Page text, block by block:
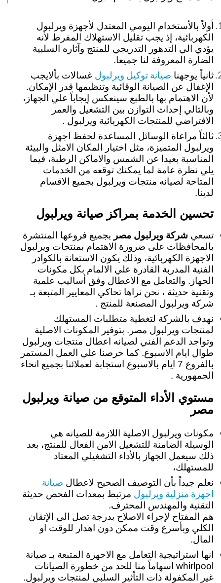
أولاً بالأستخدام اليومي المعتدل لأجهزة ويرلبول
الكهربائية، إذ يجب تقليل الاستهلاك المفرط لأنه
يؤدي الي التدهور التدريجي للمنتج وآثاره السلبية
الضارة المعروفة لنا جميعا.
ثانياً يوجهنا صيانة توكيل ويرلبول غسالات بألايجب
الإغفال عن الصيانة الوقائية وتنظيمها قدر الإمكان.
لأن الاهتمام بها بالطبع سينعكس إيجاباً علي الجهاز،
وبالتالي إحداث التوازن بين التشغيل والعمر
الافتراضي للمنتجات الكهربائية ويرلبول .
ثالثاً مراعاة الوسائل المساعدة لحفظ اجهزة
ويرلبول المتميزة، مثل اختيار المكان الامثل والبيئة
المناسبة بعيدا عن الشمس والاماكن الرطبة، فيما
يلي نظرة عامة لما يمكنك توقعه من الخدمات
المتاحة لصيانه منتجات ويرلبول بجميع الاقسام
لدينا.
تحسين الخدمة بمراكز صيانة ويرلبول
تسعي شركة ويرلبول مصر بجميع فروعها المنتشرة
بالمحافظات على ضرورة الاهتمام بمنتجات ويرلبول
الاجهزة الكهربائية، وذلك يكون الاستعانة بالكوادر
الفنية المدربة القادرة علي الالمام بكل مكونات
الجهاز. والتعامل مع الاعطال وفق أساليب علمية
وتقنية حديثة ، نحن نراها تحاكي المعايير المتبعة بـ
شركة ويرلبول المصنعة للمنتج .
نهدف بالشركة لتغطية متطلبات المستهلك
لمنتجات ويرلبول مصر. بتوفير المكونات الاصلية
وتواجد الدعم الفني لصيانه اعطال منتجات ويرلبول
طوال ايام الاسبوع. كما حرصنا علي العمل المستمر
بالفروع 7 ايام بالاسبوع استجابة لعملائنا بجميع انحاء
الجمهورية .
مستوي الأداء المتوقع من صيانة ويرلبول
مصر
مكونات ويرلبول الاصلية اللازمة للصيانه هي
الوسيلة الضامنة للتشغيل الامن الفعال للمنتج، بعد
ذلك سيعمل الجهاز بالأداء التشغيلي المعتاد
للمستهلك،
نعلم جيداً بأن التوصيف الصحيح لاعطال صيانة
اجهزة منزلية ويرلبول مرتبط بمعدات الفحص حديثة
التقنية والمهندس المحترف.
هم المفتاح لإجراء الاصلاح بدرجة تصل الي الإتقان
الكلي وبأسرع وقت ممكن دون اهدار للوقت او
المال.
انها استراتيجية التعامل مع الاجهزة المتبعة بـ صيانة
whirlpool اسهاماً منا للحد من خطورة الصيانات
غير المكفولة ذات التأثير السلبي لمنتجات ويرلبول.